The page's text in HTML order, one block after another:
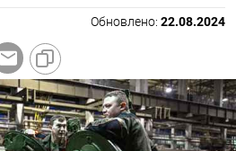
Обновлено: 22.08.2024